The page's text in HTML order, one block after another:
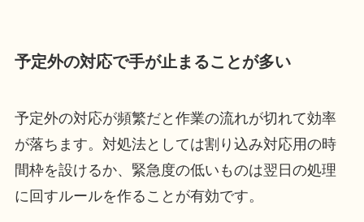
予定外の対応で手が止まることが多い
予定外の対応が頻繁だと作業の流れが切れて効率
が落ちます。対処法としては割り込み対応用の時
間枠を設けるか、緊急度の低いものは翌日の処理
に回すルールを作ることが有効です。